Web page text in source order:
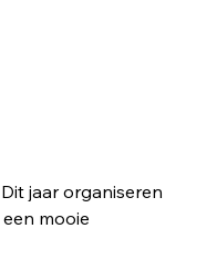
jaar organiseren
mooie